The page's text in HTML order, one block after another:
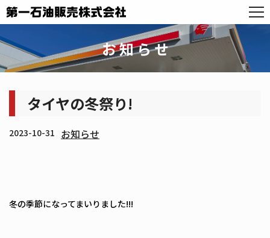
お知らせ
タイヤの冬祭り!
2023-10-31 お知らせ
冬の季節になってまいりました!!!